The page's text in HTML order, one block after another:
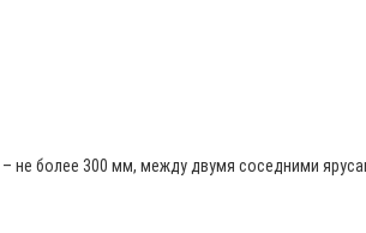
не более 300 мм, между двумя соседними